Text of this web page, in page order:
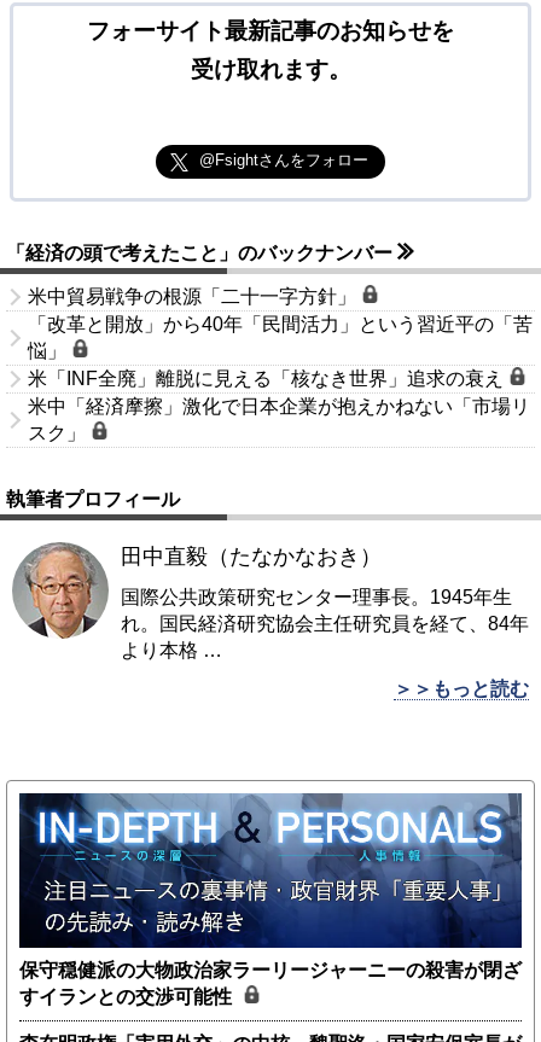
フォーサイト最新記事のお知らせを
受け取れます。
@Fsightさんをフォロー
「経済の頭で考えたこと」のバックナンバー
米中貿易戦争の根源「二十一字方針」
「改革と開放」から40年「民間活力」という習近平の「苦
悩」
米「INF全廃」離脱に見える「核なき世界」追求の衰え
米中「経済摩擦」激化で日本企業が抱えかねない「市場リ
スク」
執筆者プロフィール
田中直毅（たなかなおき）
国際公共政策研究センター理事長。1945年生
れ。国民経済研究協会主任研究員を経て、84年
より本格 …
＞＞もっと読む
保守穏健派の大物政治家ラーリージャーニーの殺害が閉ざ
すイランとの交渉可能性